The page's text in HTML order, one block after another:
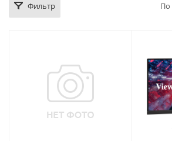
Фильтр